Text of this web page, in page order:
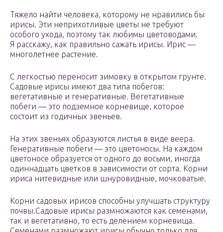
Тяжело найти человека, которому не нравились бы
ирисы. Эти неприхотливые цветы не требуют
особого ухода, поэтому так любимы цветоводами.
Я расскажу, как правильно сажать ирисы. Ирис —
многолетнее растение.
С легкостью переносит зимовку в открытом грунте.
Садовые ирисы имеют два типа побегов:
вегетативные и генеративные. Вегетативные
побеги — это подземное корневище, которое
состоит из годичных звеньев.
На этих звеньях образуются листья в виде веера.
Генеративные побеги — это цветоносы. На каждом
цветоносе образуется от одного до восьми, иногда
одиннадцать цветков в зависимости от сорта. Корни
ириса нитевидные или шнуровидные, мочковатые.
Корни садовых ирисов способны улучшать структуру
почвы.Садовые ирисы размножаются как семенами,
так и вегетативно, то есть делением корневища.